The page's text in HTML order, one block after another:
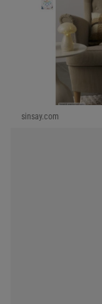
sinsay.com